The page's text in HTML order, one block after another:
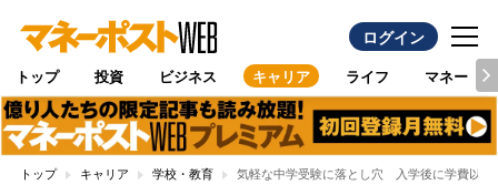
ログイン
トップ 投資 ビジネス キャリア ライフ マネー
トップ キャリア 学校・教育 気軽な中学受験に落とし穴 入学後に学費以外